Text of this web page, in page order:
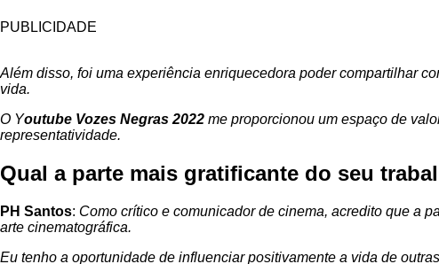
PUBLICIDADE
Além disso, foi uma experiência enriquecedora poder compartilhar
vida.
O Youtube Vozes Negras 2022 me proporcionou um espaço de
representatividade.
Qual a parte mais gratificante do seu
PH Santos: Como crítico e comunicador de cinema, acredito que a
arte cinematográfica.
Eu tenho a oportunidade de influenciar positivamente a vida de